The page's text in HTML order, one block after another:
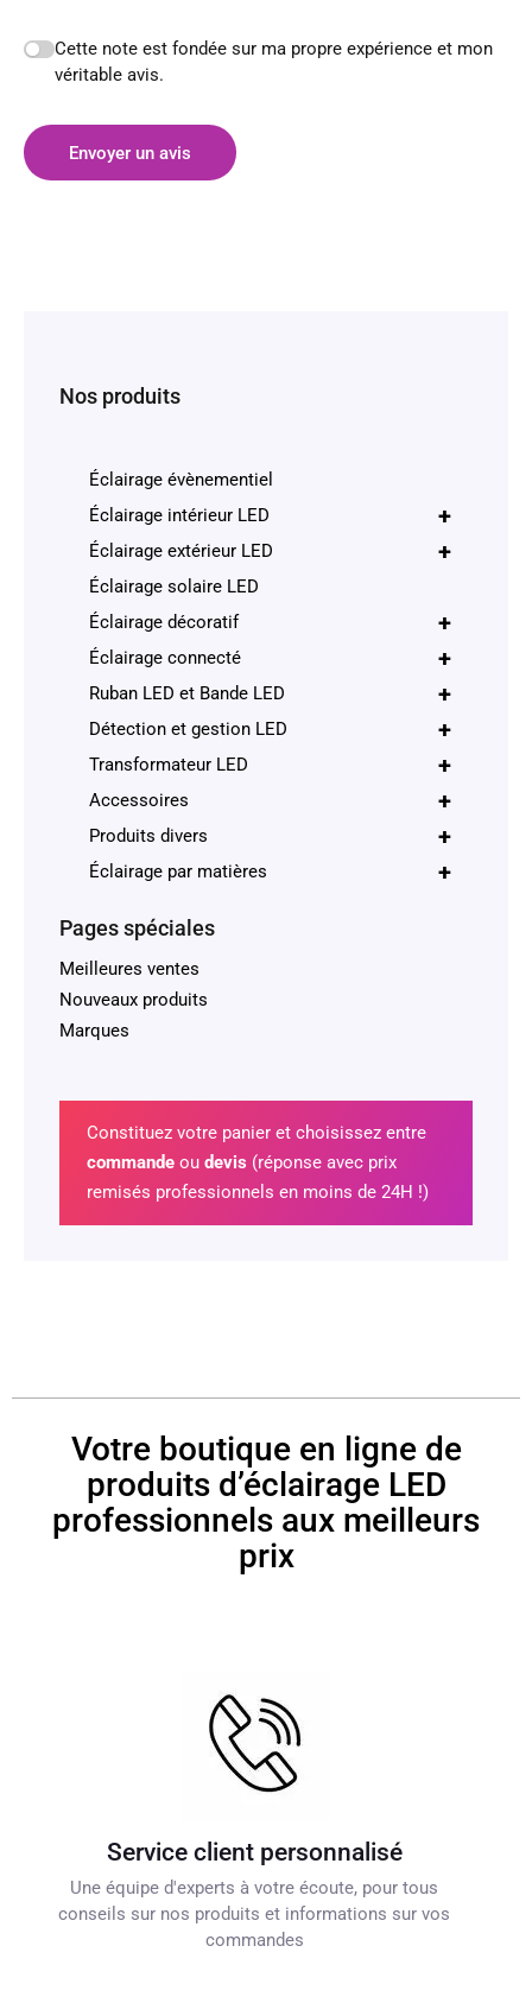
Cette note est fondée sur ma propre expérience et mon
véritable avis.
Envoyer un avis
Nos produits
Éclairage évènementiel
+
Éclairage intérieur LED
+
Éclairage extérieur LED
Éclairage solaire LED
+
Éclairage décoratif
+
Éclairage connecté
+
Ruban LED et Bande LED
+
Détection et gestion LED
+
Transformateur LED
+
Accessoires
+
Produits divers
+
Éclairage par matières
Pages spéciales
Meilleures ventes
Nouveaux produits
Marques
Constituez votre panier et choisissez entre
commandeou devis (réponse avec prix
remisés professionnels en moins de 24H !)
Votre boutique en ligne de
produits d’éclairage LED
professionnels aux meilleurs
prix
Service client personnalisé
Une équipe d'experts à votre écoute, pour tous
conseils sur nos produits et informations sur vos
commandes